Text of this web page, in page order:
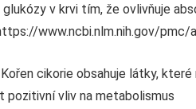
glukózy v krvi tím, že ovlivňuje
www.ncbi.nlm.nih.gov/
cikorie obsahuje látky,
pozitivní vliv na metabolismus